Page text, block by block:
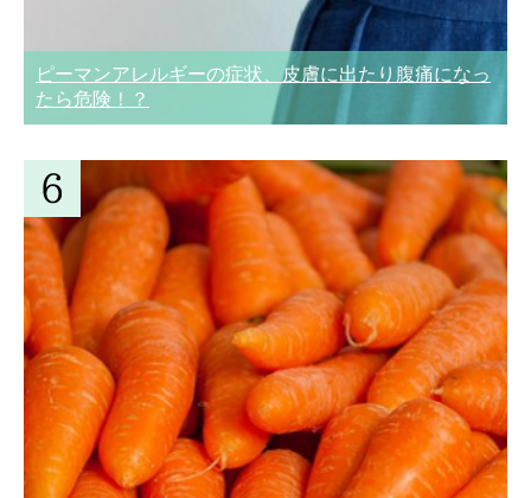
ピーマンアレルギーの症状、皮膚に出たり腹痛になっ
たら危険！？